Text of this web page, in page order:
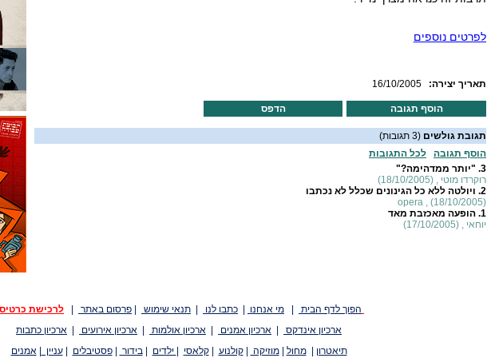
לפרטים נוספים
16/10/2005 :תאריך יצירה
הדפס הוסף תגובה
תגובת גולשים (3 תגובות)
הוסף תגובה
לכל התגובות
3. "יותר ממדהימה?"
רוקרדו מוטי , (18/10/2005)
2. ויולטה ללא כל הגינונים שכלל לא נכתבו
opera , (18/10/2005)
1. הופעה מאכזבת מאד
יוחאי , (17/10/2005)
הפוך לדף הבית מי אנחנו כתבו לנו תנאי שימוש פרסום באתר
לרכישת
ארכיון אינדקס
ארכיון אמנים ארכיון אולמות ארכיון אירועים
ארכיון כתבות
תיאטרון
|מחול |מוזיקה |קולנוע |קלאסי ילדים |בידור |פסטיבלים |עניין |אמנים